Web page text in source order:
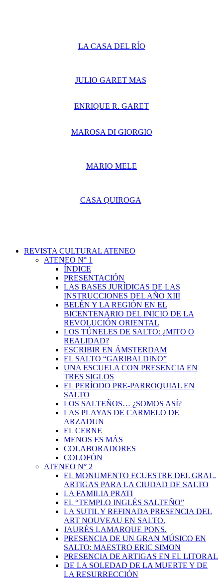
LA CASA DEL RÍO
JULIO GARET MAS
ENRIQUE R. GARET
MAROSA DI GIORGIO
MARIO MELE
CASA QUIROGA
REVISTA CULTURAL ATENEO
ATENEO N° 1
ÍNDICE
PRESENTACIÓN
LAS BASES JURÍDICAS DE LAS
INSTRUCCIONES DEL AÑO XIII
BELÉN Y LA REGIÓN EN EL
BICENTENARIO DEL INICIO DE LA
REVOLUCIÓN ORIENTAL
LOS TÚNELES DE SALTO: ¿MITO O
REALIDAD?
ESCRIBIR EN ÁMSTERDAM
EL SALTO “GARIBALDINO”
UNA ESCUELA CON PRESENCIA EN
TRES SIGLOS
EL PERÍODO PRE-PARROQUIAL EN
SALTO
LOS SALTEÑOS… ¿SOMOS ASÍ?
LAS PLAYAS DE CARMELO DE
ARZADUN
EL CERNE
MENOS ES MÁS
COLABORADORES
COLOFÓN
ATENEO N° 2
EL MONUMENTO ECUESTRE DEL GRAL.
ARTIGAS PARA LA CIUDAD DE SALTO
LA FAMILIA PRATI
EL “TEMPLO INGLÉS SALTEÑO”
LA SUTIL Y REFINADA PRESENCIA DEL
ART NOUVEAU EN SALTO.
JAURÉS LAMARQUE PONS.
PRESENCIA DE UN GRAN MÚSICO EN
SALTO: MAESTRO ERIC SIMON
PRESENCIA DE ARTIGAS EN EL LITORAL
DE LA SOLEDAD DE LA MUERTE Y DE
LA RESURRECCIÓN